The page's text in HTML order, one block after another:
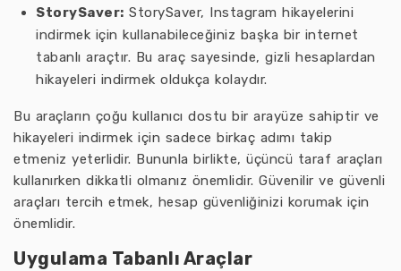
StorySaver: StorySaver, Instagram hikayelerini
indirmek için kullanabileceğiniz başka bir internet
tabanlı araçtır. Bu araç sayesinde, gizli hesaplardan
hikayeleri indirmek oldukça kolaydır.
Bu araçların çoğu kullanıcı dostu bir arayüze sahiptir ve
hikayeleri indirmek için sadece birkaç adımı takip
etmeniz yeterlidir. Bununla birlikte, üçüncü taraf araçları
kullanırken dikkatli olmanız önemlidir. Güvenilir ve güvenli
araçları tercih etmek, hesap güvenliğinizi korumak için
önemlidir.
Uygulama Tabanlı Araçlar